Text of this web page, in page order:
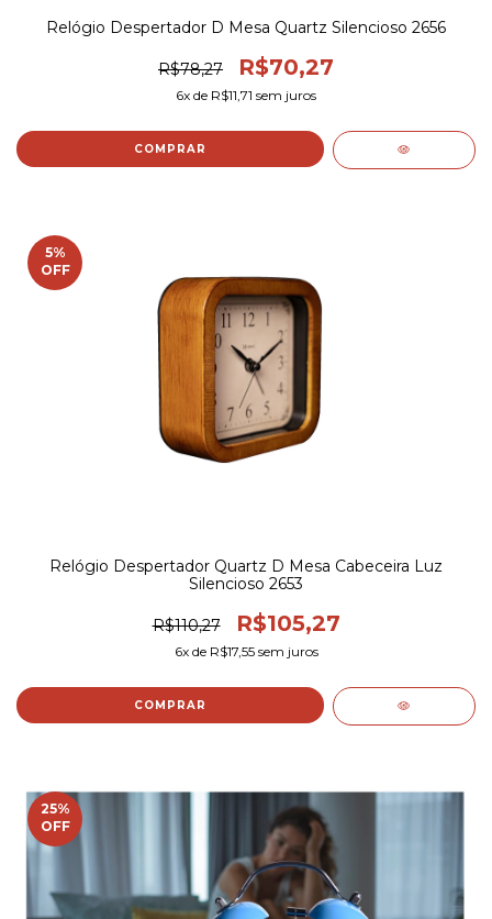
Relógio Despertador D Mesa Quartz Silencioso 2656
R$78,27 R$70,27
6x de R$11,71 sem juros
COMPRAR
5%
OFF
Relógio Despertador Quartz D Mesa Cabeceira Luz
Silencioso 2653
R$110,27 R$105,27
6x de R$17,55sem juros
COMPRAR
25%
OFF